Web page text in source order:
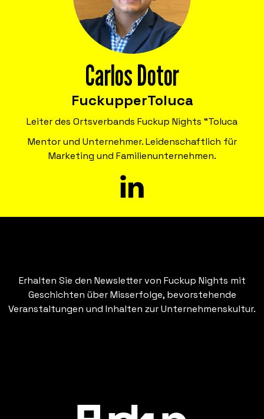
fördern.
Carlos Dotor
FuckupperToluca
Leiter des Ortsverbands Fuckup Nights “Toluca
Mentor und Unternehmer. Leidenschaftlich für
Marketing und Familienunternehmen.
Erhalten Sie den Newsletter von Fuckup Nights mit
Geschichten über Misserfolge, bevorstehende
Veranstaltungen und Inhalten zur Unternehmenskultur.